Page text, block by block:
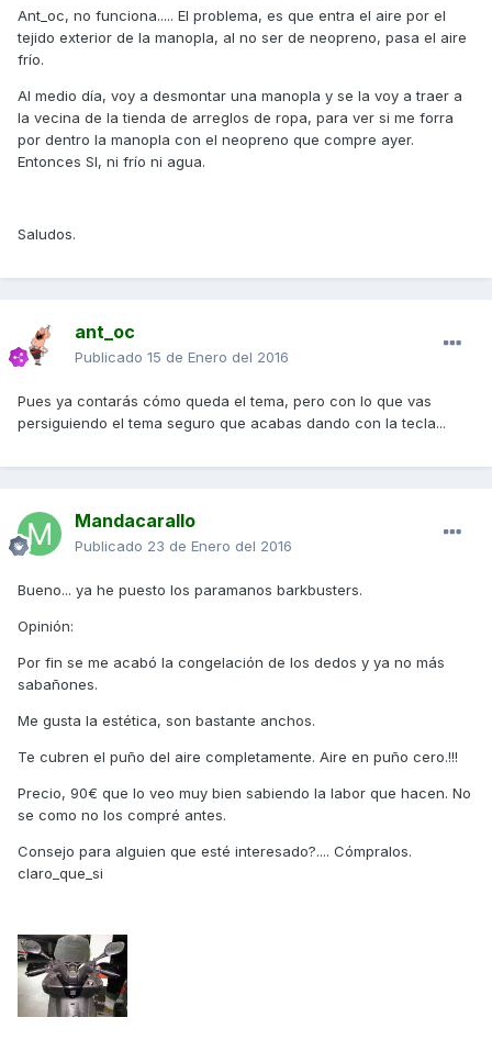
Ant_oc, no funciona..... El problema, es que entra el aire por el
tejido exterior de la manopla, al no ser de neopreno, pasa el aire
frío.
Al medio día, voy a desmontar una manopla y se la voy a traer a
la vecina de la tienda de arreglos de ropa, para ver si me forra
por dentro la manopla con el neopreno que compre ayer.
Entonces SI, ni frío ni agua.
Saludos.
ant_oc
Publicado 15 de Enero del 2016
Pues ya contarás cómo queda el tema, pero con lo que vas
persiguiendo el tema seguro que acabas dando con la tecla...
Mandacarallo
Publicado 23 de Enero del 2016
Bueno... ya he puesto los paramanos barkbusters.
Opinión:
Por fin se me acabó la congelación de los dedos y ya no más
sabañones.
Me gusta la estética, son bastante anchos.
Te cubren el puño del aire completamente. Aire en puño cero.!!!
Precio, 90€ que lo veo muy bien sabiendo la labor que hacen. No
se como no los compré antes.
Consejo para alguien que esté interesado?.... Cómpralos.
claro_que_si